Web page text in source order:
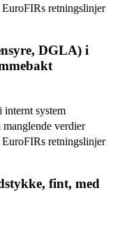
retningslinjer
DGLA) i
internt system
verdier
retningslinjer
fint, med